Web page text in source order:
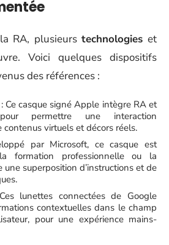
RA, plusieurstechnologies et
Voici quelques dispositifs
des références :
: Ce casque signé Apple intègre RA et
permettre une interaction
virtuels et décors réels.
par Microsoft, ce casque est
formation professionnelle ou la
une superposition d’instructions et de
lunettes connectées de Google
contextuelles dans le champ
pour une expérience mains-